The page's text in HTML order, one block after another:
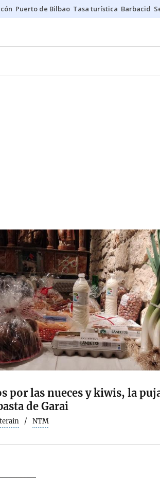
Puerto de Bilbao Tasa turística Barbacid
por las nueces y kiwis, la
de Garai
NTM